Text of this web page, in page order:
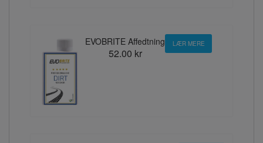
EVOBRITE Affedtning
52.00 kr
LÆR MERE